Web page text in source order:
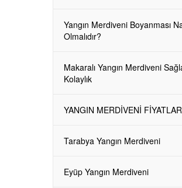
Yangın Merdiveni Boyanması
Olmalıdır?
Makaralı Yangın Merdiveni
Kolaylık
YANGIN MERDİVENİ
Tarabya Yangın Merdiveni
Eyüp Yangın Merdiveni